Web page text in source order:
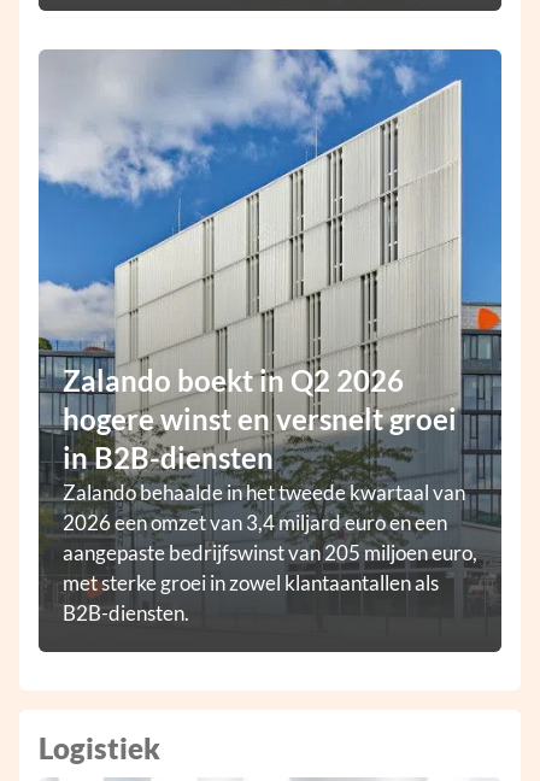
Zalando boekt in Q2 2026
hogere winst en versnelt groei
in B2B-diensten
Zalando behaalde in het tweede kwartaal van
2026 een omzet van 3,4 miljard euro en een
aangepaste bedrijfswinst van 205 miljoen euro,
met sterke groei in zowel klantaantallen als
B2B-diensten.
Logistiek